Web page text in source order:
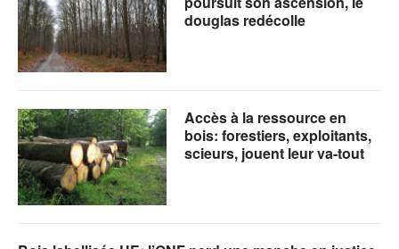
douglas redécolle
Accès à la ressource en
bois: forestiers, exploitants,
scieurs, jouent leur va-tout